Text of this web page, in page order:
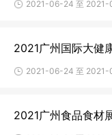
2021-06-24 至 2021-
2021广州国际大健
2021-06-24 至 2021-
2021广州食品食材